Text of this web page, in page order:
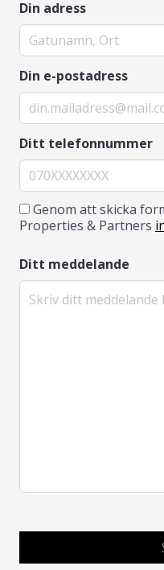
Din adress
Din e-postadress
Ditt telefonnummer
Genom att skicka
Properties & Partners
Ditt meddelande